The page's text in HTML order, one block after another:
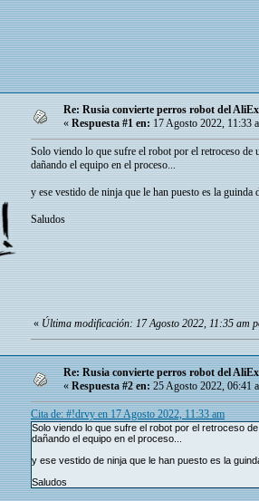
Re: Rusia convierte perros robot del
« Respuesta #1 en: 17 Agosto 2022, 11:33
Solo viendo lo que sufre el robot por el retroceso
dañando el equipo en el proceso...
y ese vestido de ninja que le han puesto es la guinda
Saludos
« Última modificación: 17 Agosto 2022, 11:35 am
Re: Rusia convierte perros robot del
«Respuesta #2 en:25 Agosto 2022, 06:41
Cita de: #!drvy en 17 Agosto 2022, 11:33 am
Solo viendo lo que sufre el robot por el retroceso
dañando el equipo en el proceso...
y ese vestido de ninja que le han puesto es la
Saludos